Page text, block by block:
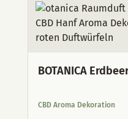
BOTANICA
CBD Aroma Dekoration